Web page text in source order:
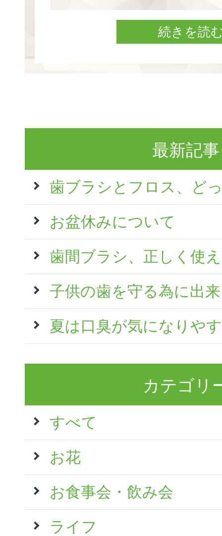
続きを読
最新記事
歯ブラシとフロス、ど
お盆休みについて
歯間ブラシ、正しく使
子供の歯を守る為に出
夏は口臭が気になりや
カテゴリ
すべて
お花
お食事会・飲み会
ライフ